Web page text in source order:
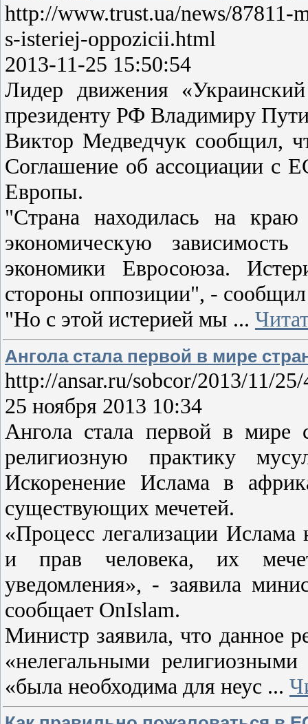
http://www.trust.ua/news/87811-
s-isteriej-oppozicii.html
2013-11-25 15:50:54
Лидер движения
президенту РФ Владимиру
Виктор Медведчук сообщил,
Соглашение об ассоциации с
Европы.
"Страна находилась на
экономическую
экономики Евросоюза.
стороны оппозиции", -
"Но с этой истерией мы ...
Ангола стала первой в мире
http://ansar.ru/sobcor/2013/11/
25 ноября 2013 10:34
Ангола стала первой в мире
религиозную практику
Искоренение Ислама в
существующих мечетей.
«Процесс легализации
и прав человека, их
уведомления», - заявила
сообщает OnIslam.
Министр заявила, что данное
«нелегальными
«была необходима для неус ...